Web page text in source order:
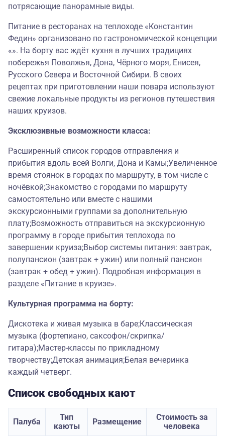
потрясающие панорамные виды.
Питание в ресторанах на теплоходе «Константин
Федин» организовано по гастрономической концепции
«». На борту вас ждёт кухня в лучших традициях
побережья Поволжья, Дона, Чёрного моря, Енисея,
Русского Севера и Восточной Сибири. В своих
рецептах при приготовлении наши повара используют
свежие локальные продукты из регионов путешествия
наших круизов.
Эксклюзивные возможности класса:
Расширенный список городов отправления и
прибытия вдоль всей Волги, Дона и Камы;Увеличенное
время стоянок в городах по маршруту, в том числе с
ночёвкой;Знакомство с городами по маршруту
самостоятельно или вместе с нашими
экскурсионными группами за дополнительную
плату;Возможность отправиться на экскурсионную
программу в городе прибытия теплохода по
завершении круиза;Выбор системы питания: завтрак,
полупансион (завтрак + ужин) или полный пансион
(завтрак + обед + ужин). Подробная информация в
разделе «Питание в круизе».
Культурная программа на борту:
Дискотека и живая музыка в баре;Классическая
музыка (фортепиано, саксофон/скрипка/
гитара);Мастер-классы по прикладному
творчеству;Детская анимация;Белая вечеринка
каждый четверг.
Список свободных кают
Палуба
Тип
каюты
Размещение
Стоимость за
человека